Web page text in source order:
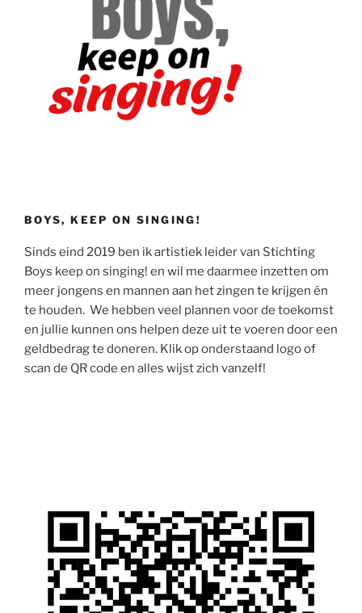
BOYS, KEEP ON SINGING!
Sinds eind 2019 ben ik artistiek leider van Stichting
Boys keep on singing! en wil me daarmee inzetten om
meer jongens en mannen aan het zingen te krijgen én
te houden. We hebben veel plannen voor de toekomst
en jullie kunnen ons helpen deze uit te voeren door een
geldbedrag te doneren. Klik op onderstaand logo of
scan de QR code en alles wijst zich vanzelf!